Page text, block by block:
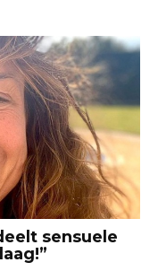
sensuele